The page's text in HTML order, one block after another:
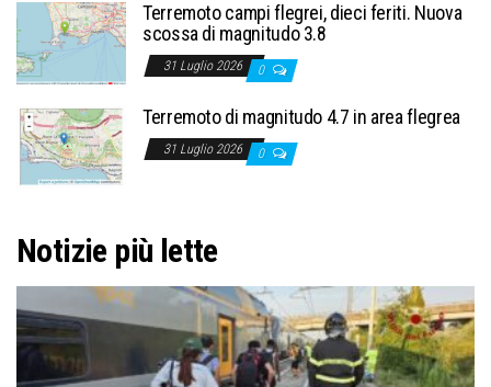
Terremoto campi flegrei, dieci feriti. Nuova
scossa di magnitudo 3.8
31 Luglio 2026 0
Terremoto di magnitudo 4.7 in area flegrea
31 Luglio 2026 0
Notizie più lette